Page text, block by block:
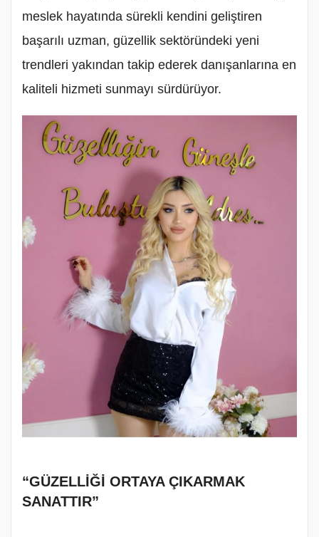
meslek hayatında sürekli kendini geliştiren
başarılı uzman, güzellik sektöründeki yeni
trendleri yakından takip ederek danışanlarına en
kaliteli hizmeti sunmayı sürdürüyor.
“GÜZELLİĞİ ORTAYA ÇIKARMAK
SANATTIR”